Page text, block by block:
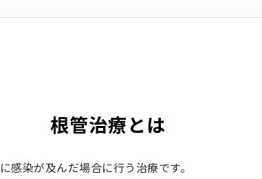
根管治療とは
染が及んだ場合に行う治療です。